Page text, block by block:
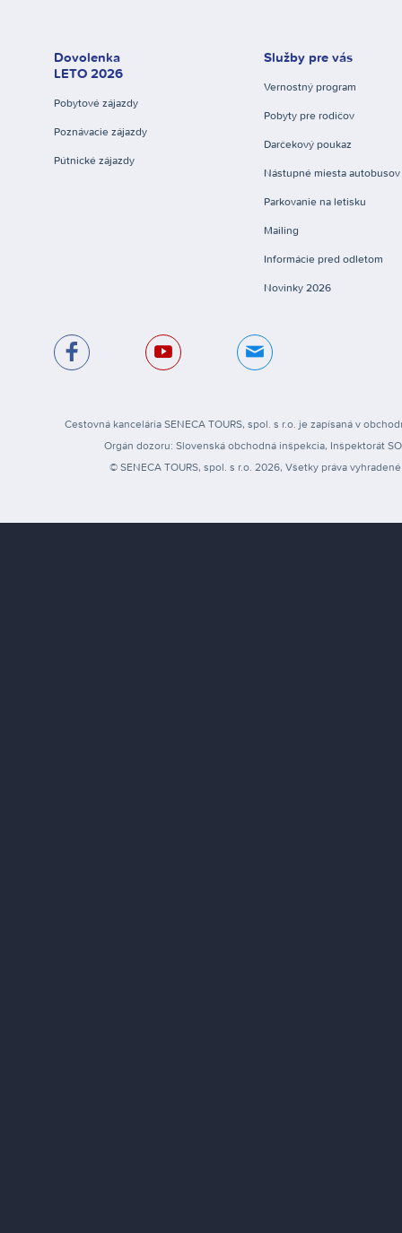
Dovolenka
LETO 2026
Pobytové zájazdy
Poznávacie zájazdy
Pútnické zájazdy
Služby pre vás
Vernostný program
Pobyty pre rodičov
Darčekový poukaz
Nástupné miesta autobusov
Parkovanie na letisku
Mailing
Informácie pred odletom
Novinky 2026
Cestovná kancelária SENECA TOURS, spol. s r.o. je zapísaná v
Orgán dozoru: Slovenská obchodná inšpekcia, Inšpektorát
© SENECA TOURS, spol. s r.o. 2026, Všetky práva